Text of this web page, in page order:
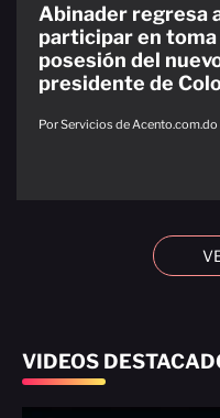
Abinader regresa
participar en toma
posesión del
presidente de
Por Servicios de Acento.com.do
VIDEOS